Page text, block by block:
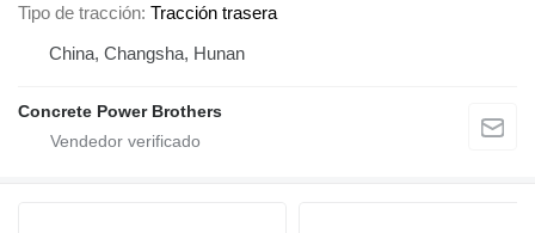
Tipo de tracción Tracción trasera
China, Changsha, Hunan
Concrete Power Brothers